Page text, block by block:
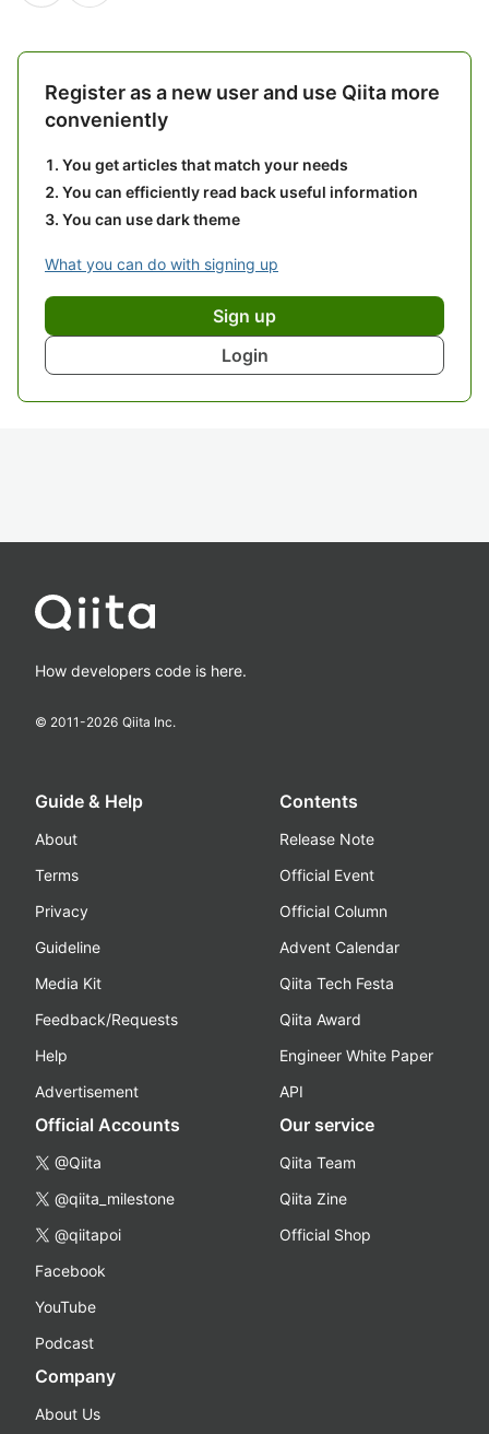
Register as a new user and use Qiita more
conveniently
You get articles that match your needs
You can efficiently read back useful information
You can use dark theme
What you can do with signing up
Sign up
Login
How developers code is here.
© 2011-2026 Qiita Inc.
Guide & Help
About
Terms
Privacy
Guideline
Media Kit
Feedback/Requests
Help
Advertisement
Contents
Release Note
Official Event
Official Column
Advent Calendar
Qiita Tech Festa
Qiita Award
Engineer White Paper
API
Official Accounts
@Qiita
@qiita_milestone
@qiitapoi
Facebook
YouTube
Podcast
Our service
Qiita Team
Qiita Zine
Official Shop
Company
About Us